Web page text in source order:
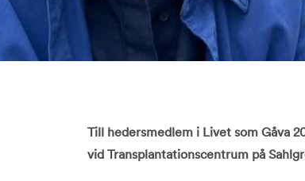
Till hedersmedlem i Livet som Gåva
vid Transplantationscentrum på